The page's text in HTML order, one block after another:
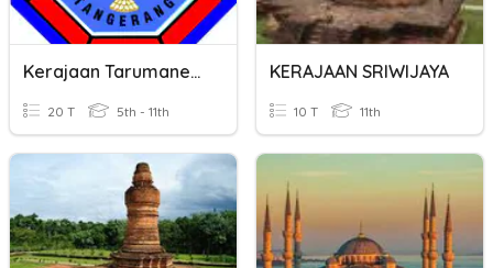
Kerajaan Tarumanegara
20 T 5th - 11th
KERAJAAN SRIWIJAYA
10 T 11th